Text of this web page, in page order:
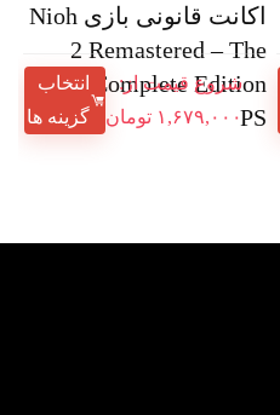
اکانت قانونی بازی Nioh
2 Remastered – The
Complete Edition برای
PS
شروع قیمت از:
۱,۶۷۹,۰۰۰ تومان
انتخاب
گزینه ها